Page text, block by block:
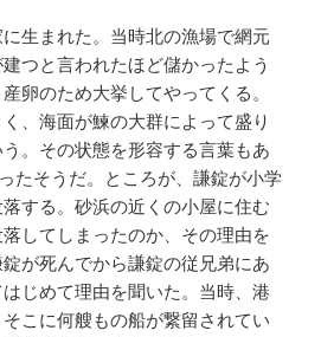
生まれた。当時北の漁場で網元
つと言われたほど儲かったよう
卵のため大挙してやってくる。
、海面が鰊の大群によって盛り
う。その状態を形容する言葉もあ
たそうだ。ところが、謙錠が小学
する。砂浜の近くの小屋に住む
してしまったのか、その理由を
が死んでから謙錠の従兄弟にあ
じめて理由を聞いた。当時、港
こに何艘もの船が繋留されてい